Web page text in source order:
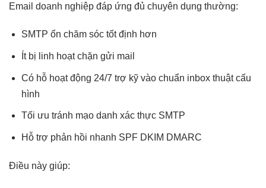
Email doanh nghiệp đáp ứng đủ chuyên dụng thường:
SMTP ổn chăm sóc tốtđịnh hơn
Ít bị linh hoạtchặn gửi mail
Có hỗ hoạt động 24/7 trợ kỹ vào chuẩn inboxthuật cấu
hình
Tối ưu tránh mạo danh xác thực SMTP
Hỗ trợ phản hồi nhanh SPF DKIM DMARC
Điều này giúp: